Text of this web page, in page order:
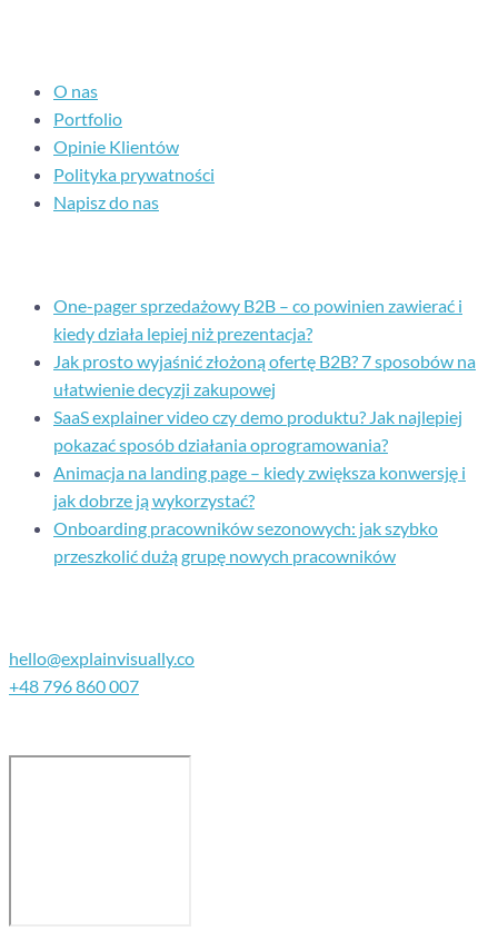
O nas
Portfolio
Opinie Klientów
Polityka prywatności
Napisz do nas
One-pager sprzedażowy B2B – co powinien zawierać i
kiedy działa lepiej niż prezentacja?
Jak prosto wyjaśnić złożoną ofertę B2B? 7 sposobów na
ułatwienie decyzji zakupowej
SaaS explainer video czy demo produktu? Jak najlepiej
pokazać sposób działania oprogramowania?
Animacja na landing page – kiedy zwiększa konwersję i
jak dobrze ją wykorzystać?
Onboarding pracowników sezonowych: jak szybko
przeszkolić dużą grupę nowych pracowników
hello@explainvisually.co
+48 796 860 007